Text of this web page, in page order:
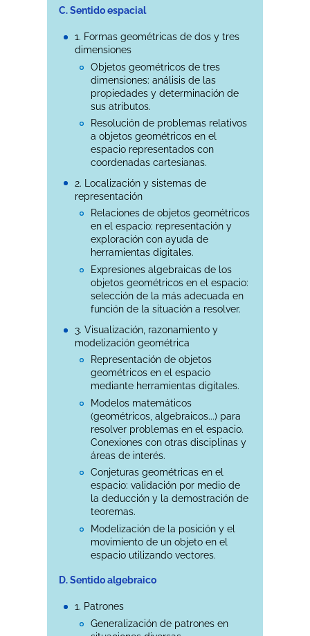
C. Sentido espacial
1. Formas geométricas de dos y tres
dimensiones
Objetos geométricos de tres
dimensiones: análisis de las
propiedades y determinación de
sus atributos.
Resolución de problemas relativos
a objetos geométricos en el
espacio representados con
coordenadas cartesianas.
2. Localización y sistemas de
representación
Relaciones de objetos geométricos
en el espacio: representación y
exploración con ayuda de
herramientas digitales.
Expresiones algebraicas de los
objetos geométricos en el espacio:
selección de la más adecuada en
función de la situación a resolver.
3. Visualización, razonamiento y
modelización geométrica
Representación de objetos
geométricos en el espacio
mediante herramientas digitales.
Modelos matemáticos
(geométricos, algebraicos...) para
resolver problemas en el espacio.
Conexiones con otras disciplinas y
áreas de interés.
Conjeturas geométricas en el
espacio: validación por medio de
la deducción y la demostración de
teoremas.
Modelización de la posición y el
movimiento de un objeto en el
espacio utilizando vectores.
D. Sentido algebraico
1. Patrones
Generalización de patrones en